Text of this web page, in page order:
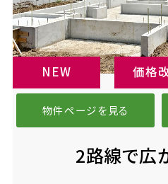
NEW 価格
物件ページを見る
2路線で広